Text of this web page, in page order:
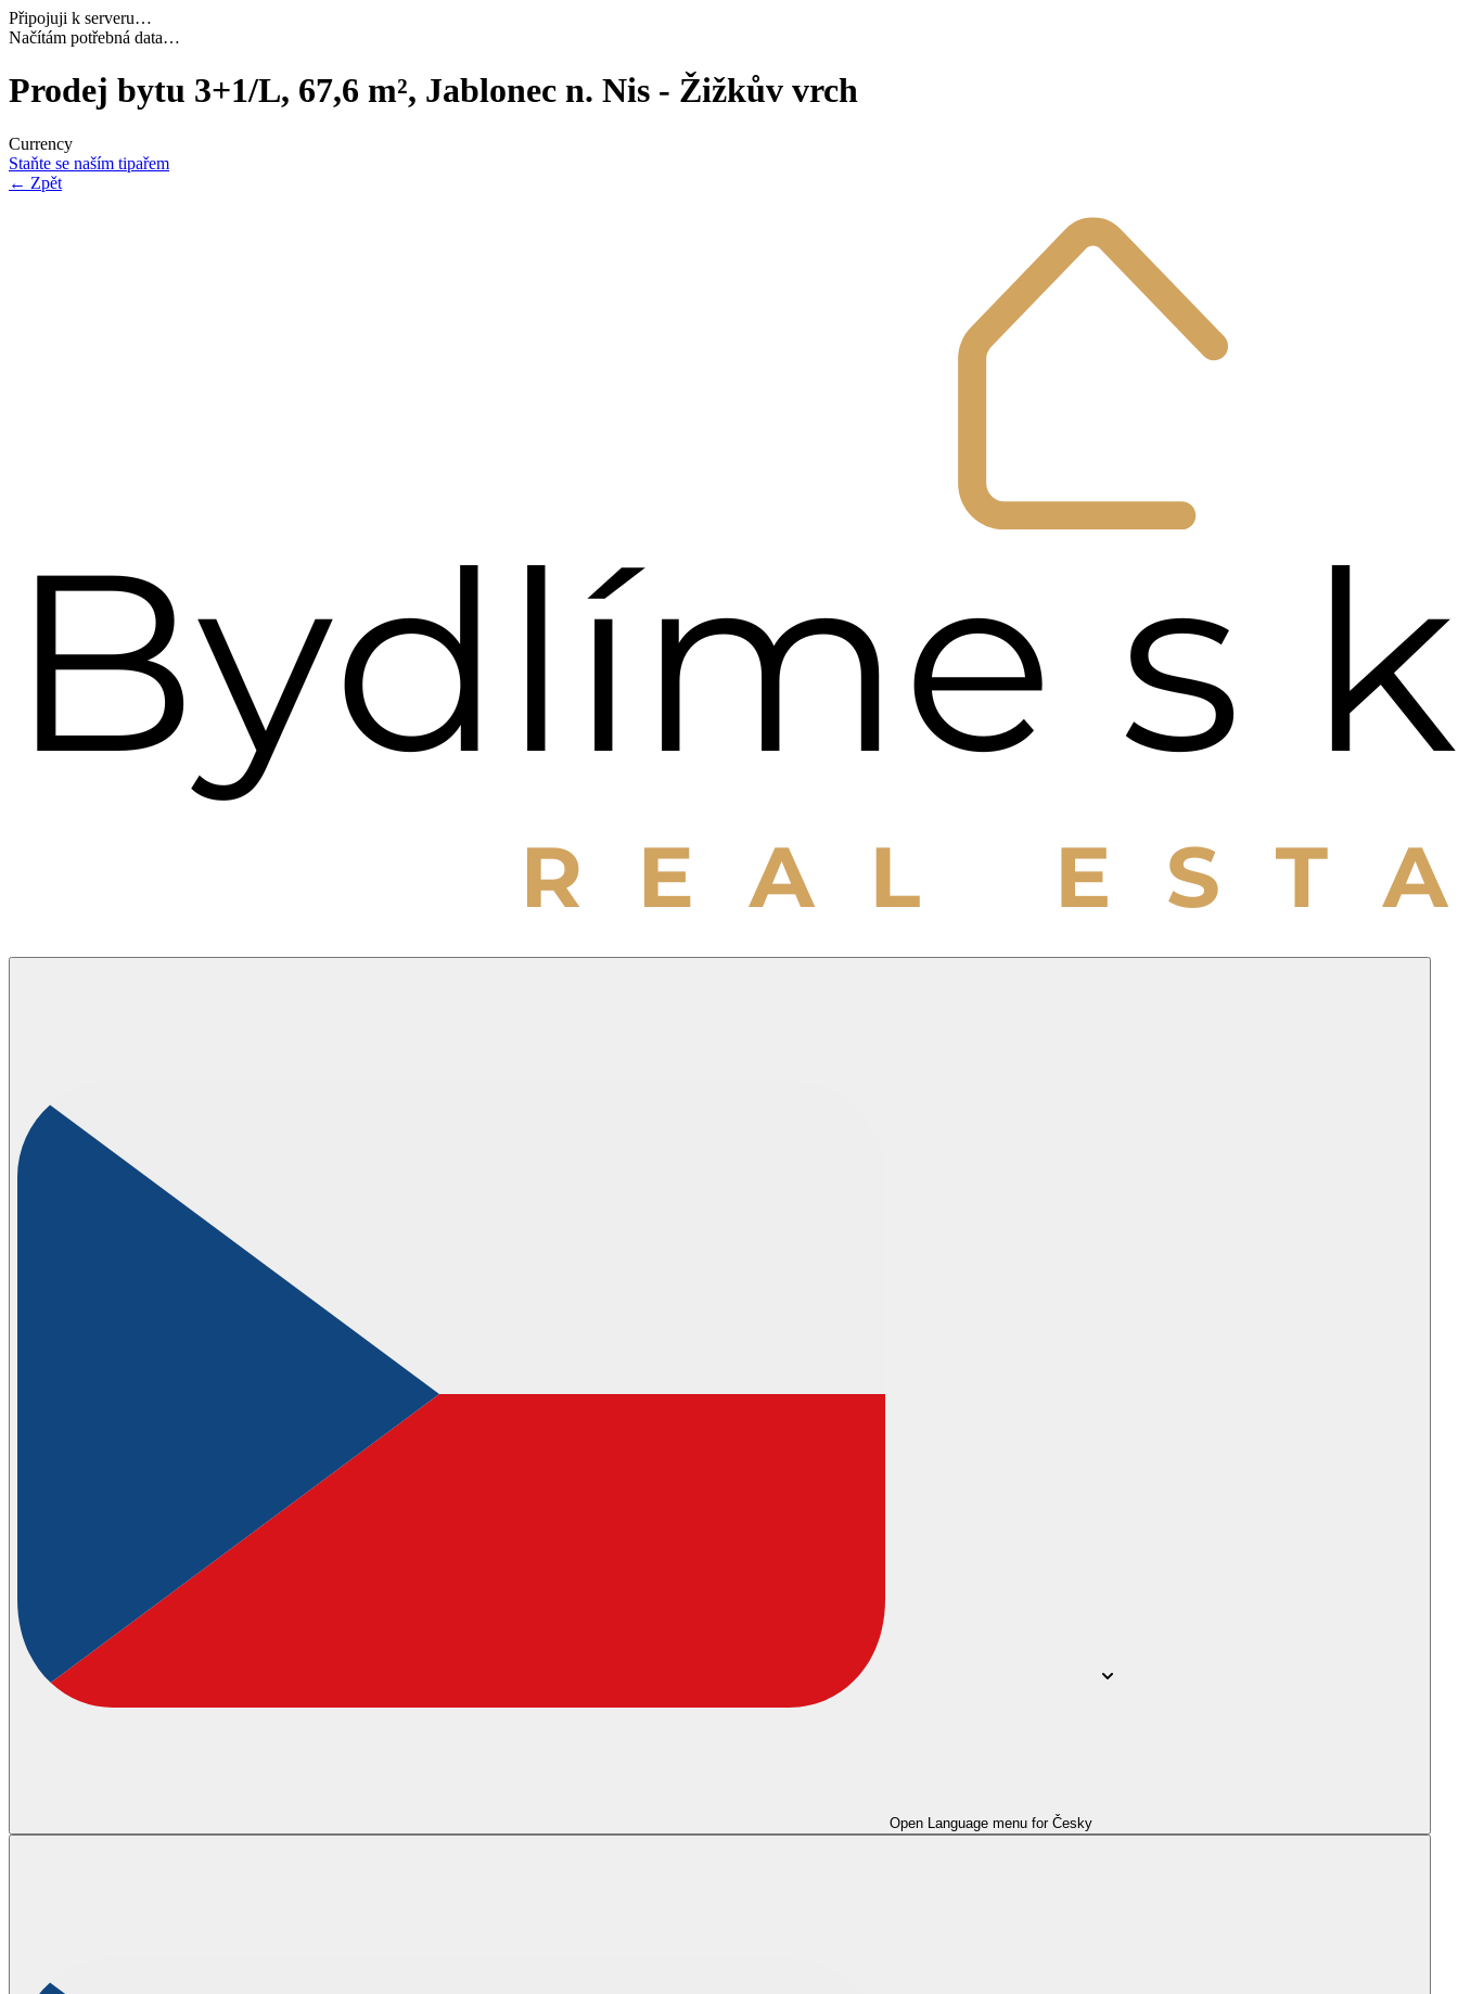
Připojuji k serveru…
Dokončuji inicializaci…
Prodej bytu 3+1/L, 67,6 m², Jablonec n. Nis - Žižkův vrch
Currency
Staňte se naším tipařem
← Zpět
Open Language menu for Česky